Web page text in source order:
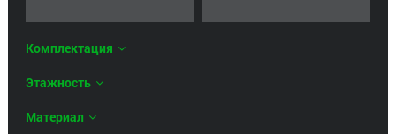
Комплектация
Этажность
Материал